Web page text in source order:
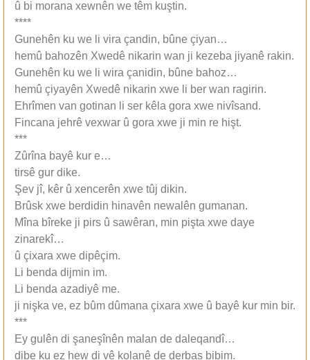
û bi morana xewnên we têm kuştin.
****
Gunehên ku we li vira çandin, bûne çiyan…
hemû bahozên Xwedê nikarin wan ji kezeba jiyanê rakin.
Gunehên ku we li wira çanidin, bûne bahoz…
hemû çiyayên Xwedê nikarin xwe li ber wan ragirin.
Ehrîmen van gotinan li ser kêla gora xwe nivîsand.
Fincana jehrê vexwar û gora xwe ji min re hişt.
***
Zûrîna bayê kur e…
tirsê gur dike.
Şev jî, kêr û xencerên xwe tûj dikin.
Brûsk xwe berdidin hinavên newalên gumanan.
Mîna bîreke ji pirs û sawêran, min pişta xwe daye
zinarekî…
û çixara xwe dipêçim.
Li benda dijmin im.
Li benda azadiyê me.
ji nişka ve, ez bûm dûmana çixara xwe û bayê kur min bir.
***
Ey gulên di şaneşînên malan de daleqandî…
dibe ku ez hew di vê kolanê de derbas bibim.